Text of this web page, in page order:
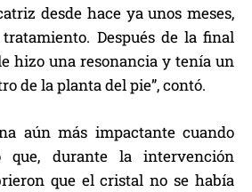
desde hace ya unos meses,
Después de la final
hizo una resonancia y tenía un
de la planta del pie”, contó.
aún más impactante cuando
que, durante la intervención
que el cristal no se había